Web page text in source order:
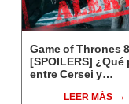
Game of Thrones
[SPOILERS] ¿Qué
entre Cersei y
LEER MÁS